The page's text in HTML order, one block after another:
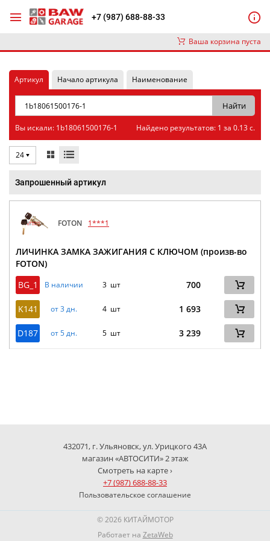
+7 (987) 688-88-33
Ваша корзина пуста
Артикул Начало артикула Наименование
Вы искали: 1b18061500176-1 Найдено результатов: 1 за 0.13 с.
24
Запрошенный артикул
FOTON 1***1
ЛИЧИНКА ЗАМКА ЗАЖИГАНИЯ С КЛЮЧОМ (произв-во
FOTON)
BG_1
В наличии 3 шт 700
K141 от 3 дн. 4 шт 1 693
D187 от 5 дн. 5 шт 3 239
432071, г. Ульяновск, ул. Урицкого 43А
магазин «АВТОСИТИ» 2 этаж
Смотреть на карте ›
+7 (987) 688-88-33
Пользовательское соглашение
© 2026 КИТАЙМОТОР
Работает на ZetaWeb